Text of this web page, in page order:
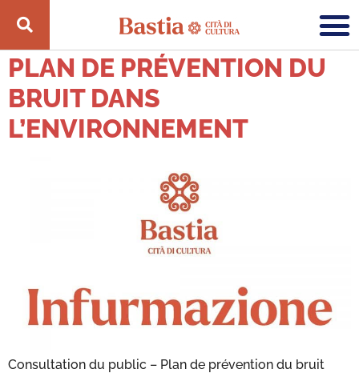
CATÉGORIE :INFORMATION
PLAN DE PRÉVENTION DU
BRUIT DANS
L’ENVIRONNEMENT
Consultation du public – Plan de prévention du bruit